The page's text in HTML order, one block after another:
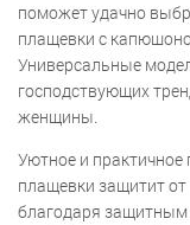
поможет удачно
плащевки с
Универсальные
господствующих
женщины.
Уютное и практичное
плащевки защитит
благодаря защитным